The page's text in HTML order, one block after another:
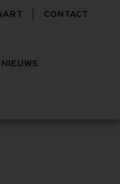
CONTACT
NIEUWS